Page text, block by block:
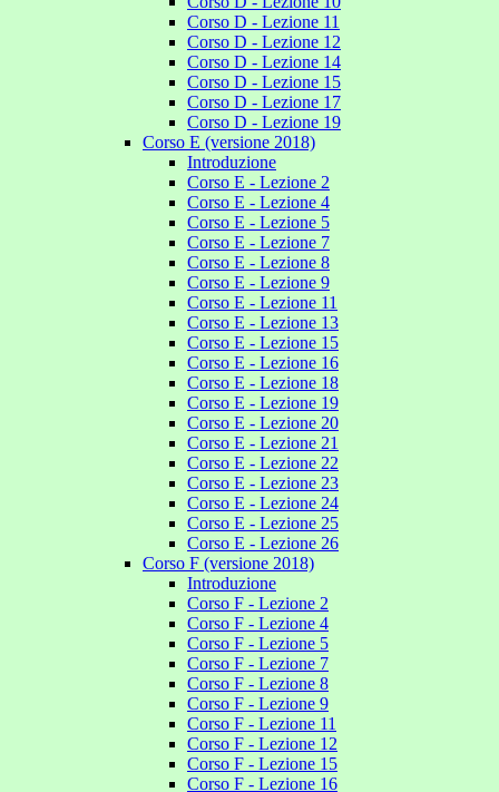
Corso D - Lezione 11
Corso D - Lezione 12
Corso D - Lezione 14
Corso D - Lezione 15
Corso D - Lezione 17
Corso D - Lezione 19
Corso E (versione 2018)
Introduzione
Corso E - Lezione 2
Corso E - Lezione 4
Corso E - Lezione 5
Corso E - Lezione 7
Corso E - Lezione 8
Corso E - Lezione 9
Corso E - Lezione 11
Corso E - Lezione 13
Corso E - Lezione 15
Corso E - Lezione 16
Corso E - Lezione 18
Corso E - Lezione 19
Corso E - Lezione 20
Corso E - Lezione 21
Corso E - Lezione 22
Corso E - Lezione 23
Corso E - Lezione 24
Corso E - Lezione 25
Corso E - Lezione 26
Corso F (versione 2018)
Introduzione
Corso F - Lezione 2
Corso F - Lezione 4
Corso F - Lezione 5
Corso F - Lezione 7
Corso F - Lezione 8
Corso F - Lezione 9
Corso F - Lezione 11
Corso F - Lezione 12
Corso F - Lezione 15
Corso F - Lezione 16